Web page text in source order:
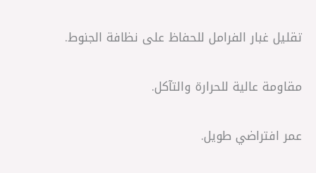
تقليل غبار الفرامل للحفاظ على نظافة الجنوط.
مقاومة عالية للحرارة والتآكل.
عمر افتراضي طويل.